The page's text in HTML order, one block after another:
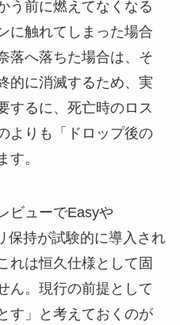
う前に燃えてなくなる
に触れてしまった場合
落へ落ちた場合は、そ
的に消滅するため、実
するに、死亡時のロス
よりも「ドロップ後の
す。
ビューでEasyや
保持が試験的に導入され
れは恒久仕様として固
ん。現行の前提として
す」と考えておくのが